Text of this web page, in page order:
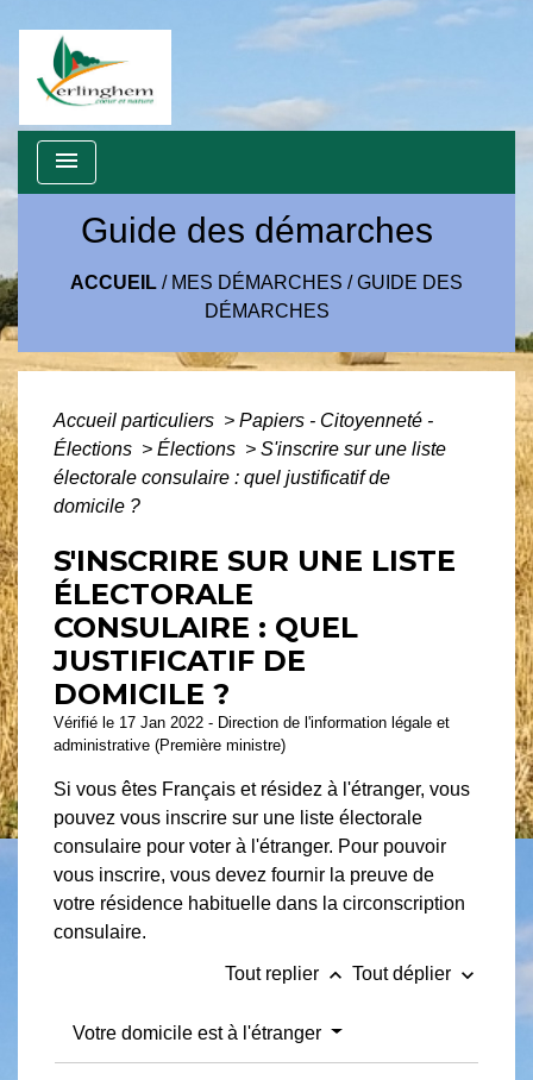
menu
Guide des démarches
ACCUEIL / MES DÉMARCHES /GUIDE DES
DÉMARCHES
Accueil particuliers > Papiers - Citoyenneté -
Élections > Élections > S'inscrire sur une liste
électorale consulaire : quel justificatif de
domicile ?
S'INSCRIRE SUR UNE LISTE
ÉLECTORALE
CONSULAIRE : QUEL
JUSTIFICATIF DE
DOMICILE ?
Vérifié le 17 Jan 2022 - Direction de l'information légale et
administrative (Première ministre)
Si vous êtes Français et résidez à l'étranger, vous
pouvez vous inscrire sur une liste électorale
consulaire pour voter à l'étranger. Pour pouvoir
vous inscrire, vous devez fournir la preuve de
votre résidence habituelle dans la circonscription
consulaire.
Tout replier keyboard_arrow_up Tout déplier keyboard_arrow_down
Votre domicile est à l'étranger